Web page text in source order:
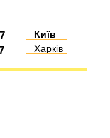
Київ
Харків